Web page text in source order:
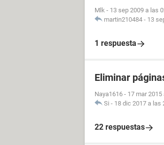
Mlk - 13 sep 2009 a las
martin210484 - 13
1 respuesta
Eliminar
Naya1616 - 17 mar 2015
Si - 18 dic 2017 a las
22 respuestas